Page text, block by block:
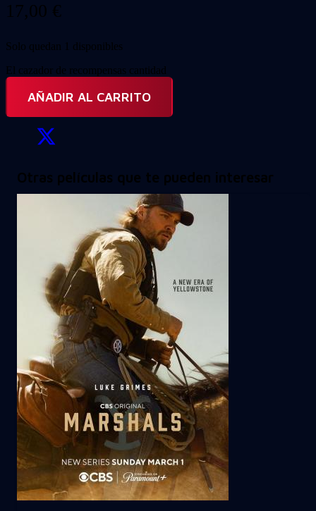
17,00 €
Solo quedan 1 disponibles
El cazador de recompensas cantidad
AÑADIR AL CARRITO
Otras películas que te pueden interesar